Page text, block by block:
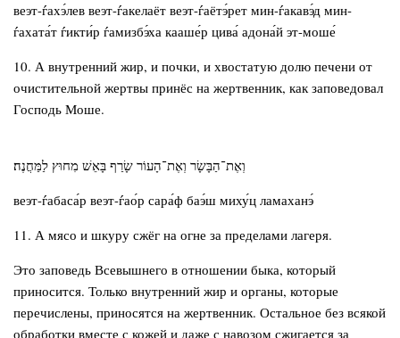
веэт-ѓахэ́лев веэт-ѓакелаёт веэт-ѓаётэ́рет мин-ѓакавэ́д мин-
ѓахата́т ѓикти́р ѓамизбэ́ха кааше́р цива́ адона́й эт-моше́
10. А внутренний жир, и почки, и хвостатую долю печени от
очистительной жертвы принёс на жертвенник, как заповедовал
Господь Моше.
וְאֶת־הַבָּשָׂר וְאֶת־הָעוֹר שָׂרַף בָּאֵשׁ מִחוּץ לַמַּחֲנֶה׃
веэт-ѓабаса́р веэт-ѓао́р сара́ф баэ́ш миху́ц ламаханэ́
11. А мясо и шкуру сжёг на огне за пределами лагеря.
Это заповедь Всевышнего в отношении быка, который
приносится. Только внутренний жир и органы, которые
перечислены, приносятся на жертвенник. Остальное без всякой
обработки вместе с кожей и даже с навозом сжигается за